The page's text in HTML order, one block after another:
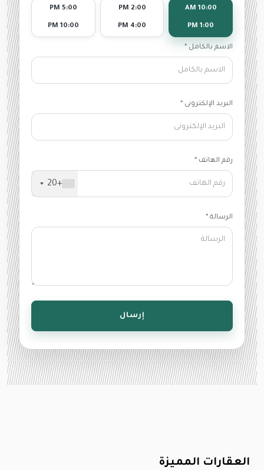
10:00 AM
1:00 PM
2:00 PM
4:00 PM
5:00 PM
10:00 PM
الاسم بالكامل *
البريد الإلكترونى *
رقم الهاتف *
+20
الرسالة *
إرسال
العقارات المميزة